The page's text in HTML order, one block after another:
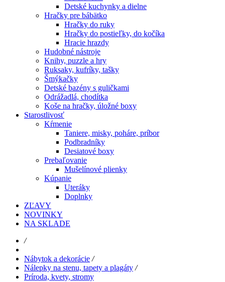
Detské kuchynky a dielne
Hračky pre bábätko
Hračky do ruky
Hračky do postieľky, do kočíka
Hracie hrazdy
Hudobné nástroje
Knihy, puzzle a hry
Ruksaky, kufríky, tašky
Šmýkačky
Detské bazény s guličkami
Odrážadlá, chodítka
Koše na hračky, úložné boxy
Starostlivosť
Kŕmenie
Taniere, misky, poháre, príbor
Podbradníky
Desiatové boxy
Prebaľovanie
Mušelínové plienky
Kúpanie
Uteráky
Doplnky
ZĽAVY
NOVINKY
NA SKLADE
/
Nábytok a dekorácie /
Nálepky na stenu, tapety a plagáty /
Príroda, kvety, stromy